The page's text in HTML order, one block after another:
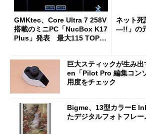
GMKtec、Core Ultra 7 258V
搭載のミニPC「NucBox K17
Plus」発表 最大115 TOPS
ネット
―!!」の
巨大スティックが生み
en「Pilot Pro 編集コン
用度をチェック
Bigme、13型カラーE
たデジタルフォトフレー